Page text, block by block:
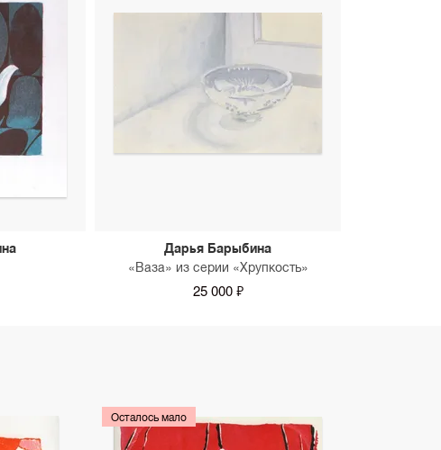
Дарья Барыбина
«Ваза» из серии «Хрупкость»
25 000 ₽
Осталось мало